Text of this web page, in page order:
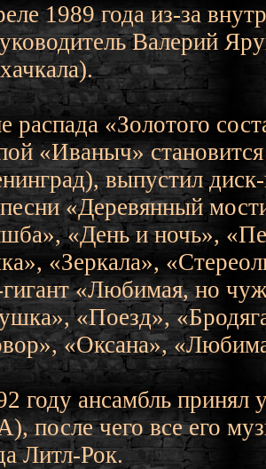
1989 года из-за
Валерий
распада «Золотого
«Иваныч»
выпустил
«Деревянный
«День и ночь»,
«Зеркала»,
гигант «Любимая, но
«Поезд»,
«Оксана»,
году ансамбль принял
после чего все его
Литл-Рок.